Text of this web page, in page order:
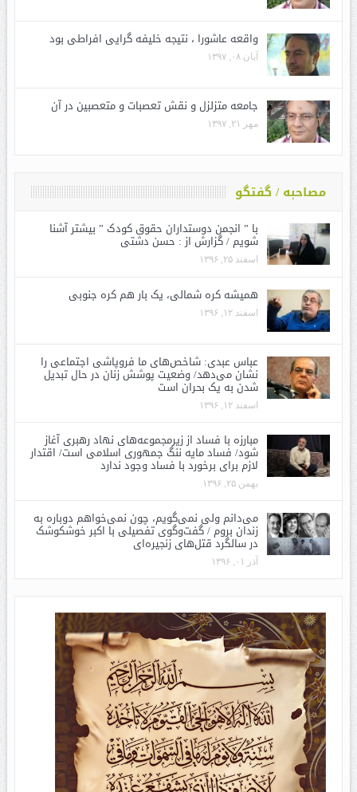
واقعه عاشورا ، نتیجه خلیفه گرایی افراطی بود
آبان ۰۸, ۱۳۹۷
جامعه متزلزل و نقش تعصبات و متعصبین در آن
مهر ۲۱, ۱۳۹۷
مصاحبه / گفتگو
با ” انجمن دوستداران حقوق کودک ” بیشتر آشنا
شویم / گزارش از : حسن دشتی
اسفند ۲۵, ۱۳۹۶
همیشه کره شمالی، یک بار هم کره جنوبی
اسفند ۱۲, ۱۳۹۶
عباس عبدی: شاخص‌های ما فروپاشی اجتماعی را
نشان می‌دهد/ وضعیت پوشش زنان در حال تبدیل
شدن به یک بحران است
اسفند ۱۲, ۱۳۹۶
مبارزه با فساد از زیرمجموعه‌های نهاد رهبری آغاز
شود/ فساد مایه ننگ جمهوری اسلامی است/ اقتدار
لازم برای برخورد با فساد وجود ندارد
بهمن ۲۵, ۱۳۹۶
می‌دانم ولی نمی‌گویم، چون نمی‌خواهم دوباره به
زندان بروم / گفت‌وگوی تفصیلی با اکبر خوشکوشک
در سالگرد قتل‌های زنجیره‌ای
آذر ۰۱, ۱۳۹۶